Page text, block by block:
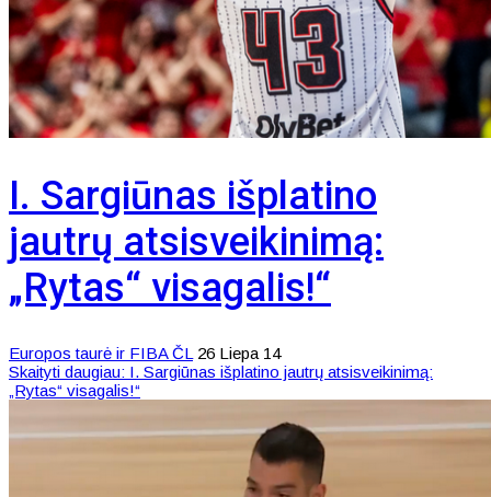
I. Sargiūnas išplatino
jautrų atsisveikinimą:
„Rytas“ visagalis!“
Europos taurė ir FIBA ČL 26 Liepa 14
Skaityti daugiau: I. Sargiūnas išplatino jautrų atsisveikinimą:
„Rytas“ visagalis!“